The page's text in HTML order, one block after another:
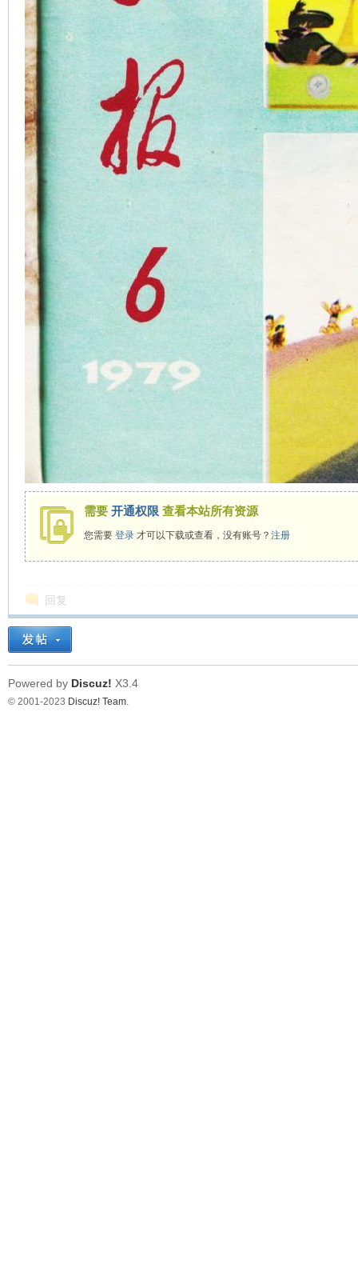
需要 开通权限 查看本站所有资源
您需要 登录才可以下载或查看，没有账号？ 注册
回复
Powered by Discuz! X3.4
© 2001-2023 Discuz! Team.